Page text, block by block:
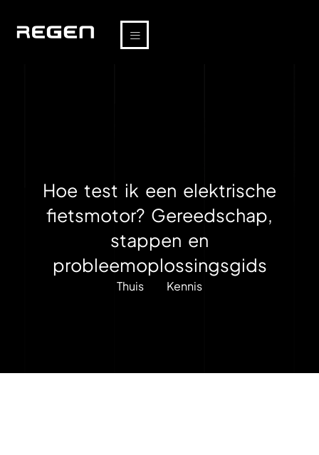
Hoe test ik een elektrische
fietsmotor? Gereedschap,
stappen en
probleemoplossingsgids
Thuis Kennis